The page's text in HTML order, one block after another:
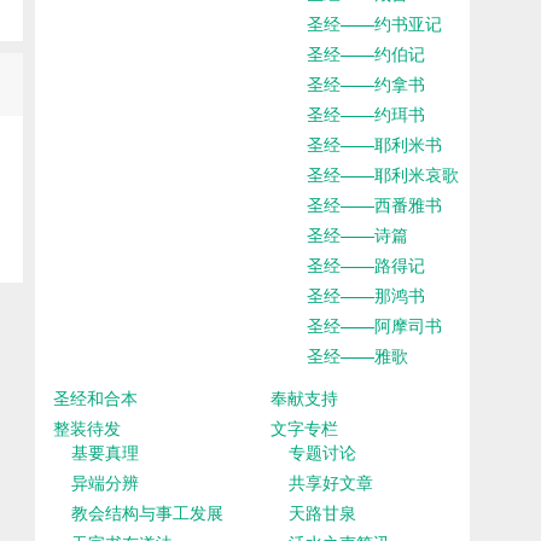
圣经——约书亚记
圣经——约伯记
圣经——约拿书
圣经——约珥书
圣经——耶利米书
圣经——耶利米哀歌
圣经——西番雅书
圣经——诗篇
圣经——路得记
圣经——那鸿书
圣经——阿摩司书
圣经——雅歌
圣经和合本
奉献支持
整装待发
基要真理
异端分辨
教会结构与事工发展
文字专栏
专题讨论
共享好文章
天路甘泉